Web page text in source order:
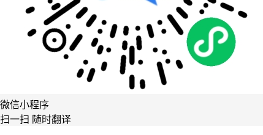
微信小程序
扫一扫 随时翻译